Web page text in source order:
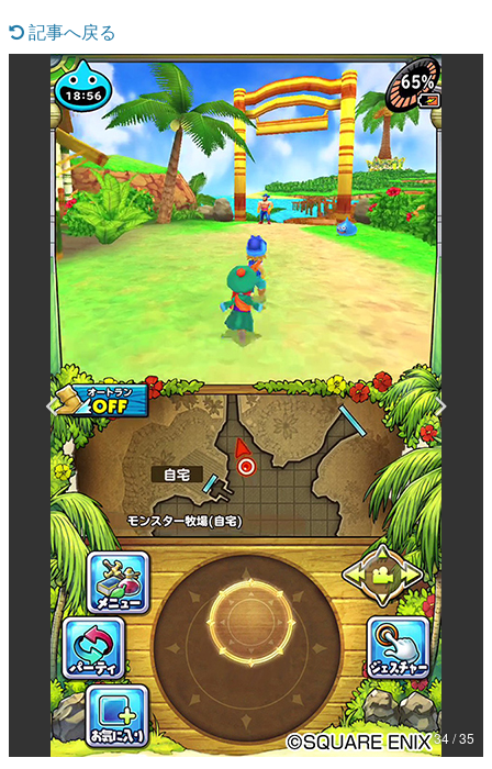
カテゴリ
特集記事
マンガ
女性向け
アプリレビュー
その他
電ファミニコゲーマーとは？
運営：株式会社マレ
記事へ戻る
34 / 35